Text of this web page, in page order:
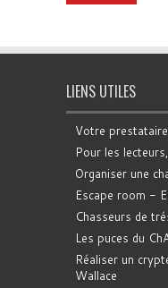
LIENS UTILES
Votre
Pour les
Organiser une
Escape room -
Chasseurs de
Les puces du
Réaliser un
Wallace